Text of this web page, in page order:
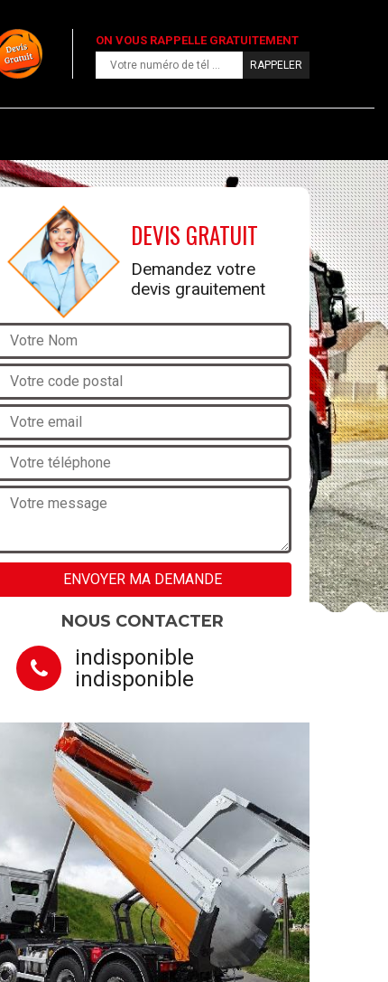
ON VOUS RAPPELLE GRATUITEMENT
DEVIS GRATUIT
Demandez votre
devis grauitement
NOUS CONTACTER
indisponible
indisponible